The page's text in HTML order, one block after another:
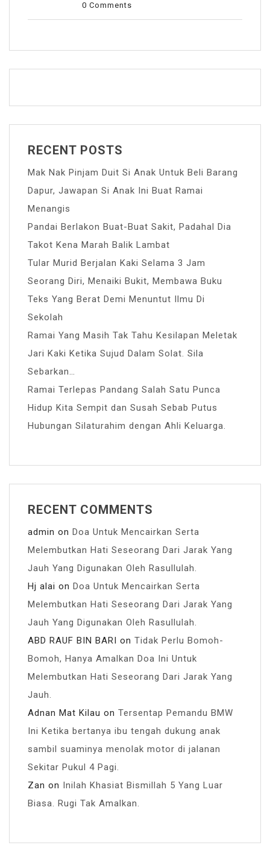
0 Comments
RECENT POSTS
Mak Nak Pinjam Duit Si Anak Untuk Beli Barang
Dapur, Jawapan Si Anak Ini Buat Ramai
Menangis
Pandai Berlakon Buat-Buat Sakit, Padahal Dia
Takot Kena Marah Balik Lambat
Tular Murid Berjalan Kaki Selama 3 Jam
Seorang Diri, Menaiki Bukit, Membawa Buku
Teks Yang Berat Demi Menuntut Ilmu Di
Sekolah
Ramai Yang Masih Tak Tahu Kesilapan Meletak
Jari Kaki Ketika Sujud Dalam Solat. Sila
Sebarkan…
Ramai Terlepas Pandang Salah Satu Punca
Hidup Kita Sempit dan Susah Sebab Putus
Hubungan Silaturahim dengan Ahli Keluarga.
RECENT COMMENTS
admin on Doa Untuk Mencairkan Serta
Melembutkan Hati Seseorang Dari Jarak Yang
Jauh Yang Digunakan Oleh Rasullulah.
Hj alai on Doa Untuk Mencairkan Serta
Melembutkan Hati Seseorang Dari Jarak Yang
Jauh Yang Digunakan Oleh Rasullulah.
ABD RAUF BIN BARI on Tidak Perlu Bomoh-
Bomoh, Hanya Amalkan Doa Ini Untuk
Melembutkan Hati Seseorang Dari Jarak Yang
Jauh.
Adnan Mat Kilau on Tersentap Pemandu BMW
Ini Ketika bertanya ibu tengah dukung anak
sambil suaminya menolak motor di jalanan
Sekitar Pukul 4 Pagi.
Zan on Inilah Khasiat Bismillah 5 Yang Luar
Biasa. Rugi Tak Amalkan.